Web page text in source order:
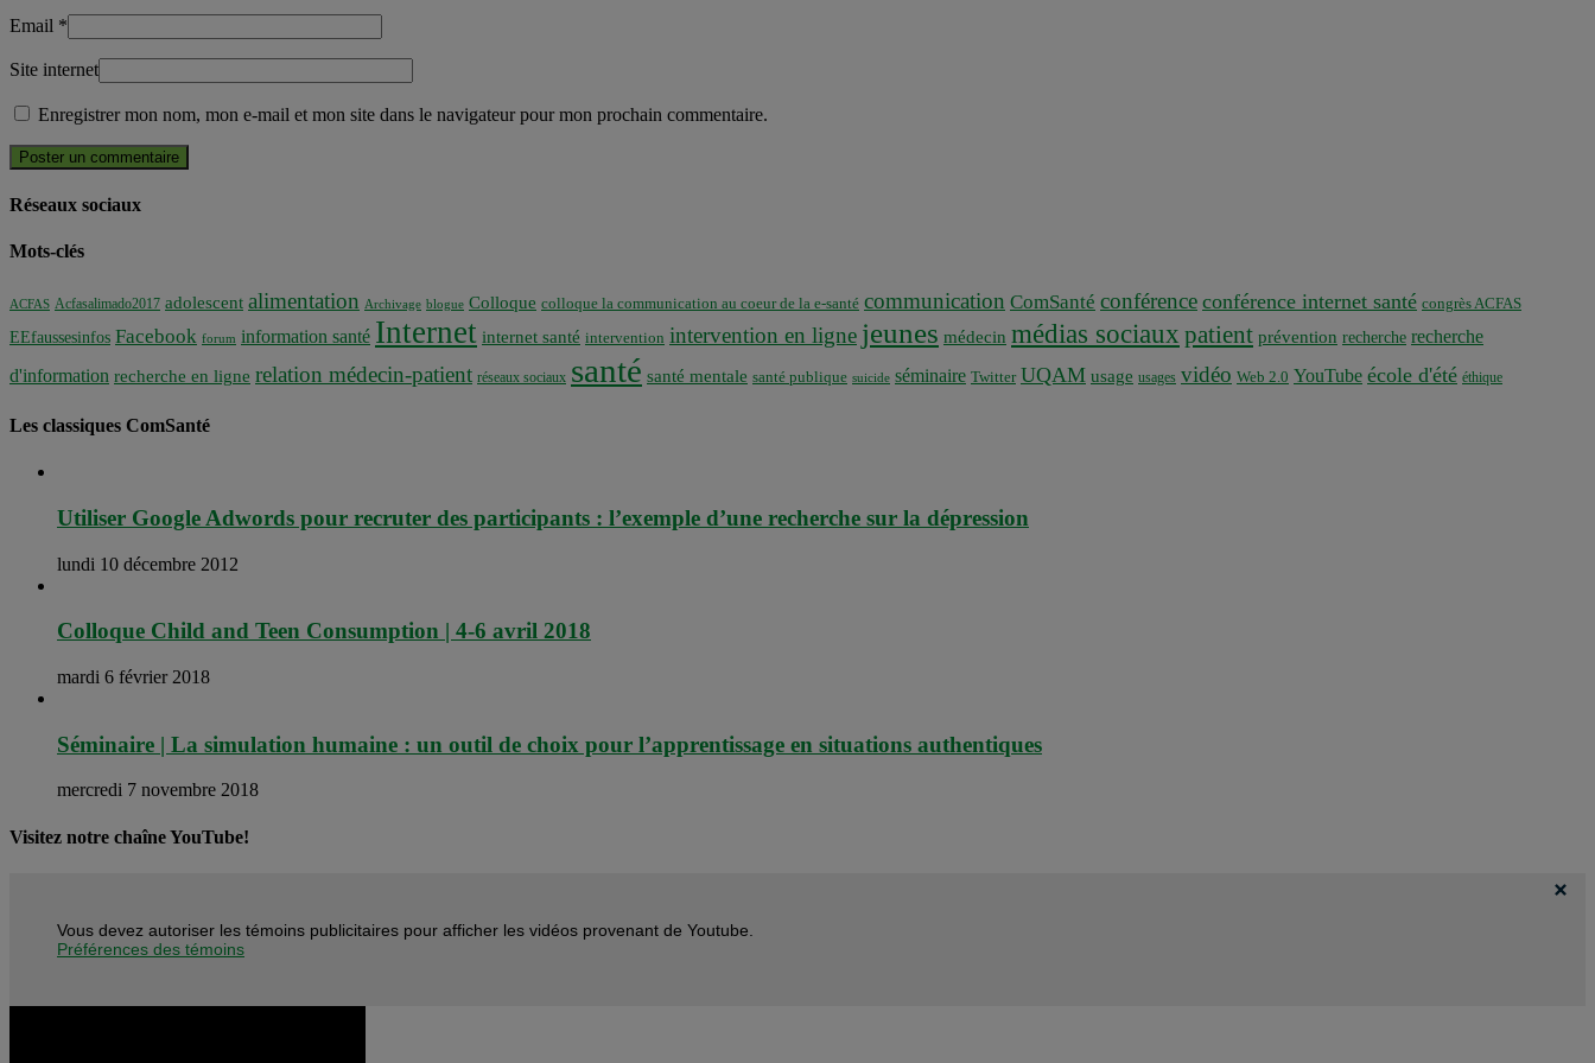
Email *
Site internet
Enregistrer mon nom, mon e-mail et mon site dans le navigateur pour mon prochain commentaire.
Réseaux sociaux
Mots-clés
ACFAS Acfasalimado2017 adolescent alimentation Archivage blogue Colloque colloque la communication au coeur de la e-santé communication ComSanté conférence conférence internet santé congrès ACFAS
EEfaussesinfos Facebook forum information santé Internet internet santé intervention intervention en ligne jeunes médecin médias sociaux patient prévention recherche recherche
d'information recherche en ligne relation médecin-patient réseaux sociaux santé santé mentale santé publique suicide séminaire Twitter UQAM usage usages vidéo Web 2.0 YouTube école d'été éthique
Les classiques ComSanté
Utiliser Google Adwords pour recruter des participants : l’exemple d’une recherche sur la dépression
lundi 10 décembre 2012
Colloque Child and Teen Consumption | 4-6 avril 2018
mardi 6 février 2018
Séminaire | La simulation humaine : un outil de choix pour l’apprentissage en situations authentiques
mercredi 7 novembre 2018
Visitez notre chaîne YouTube!
Vous devez autoriser les témoins publicitaires pour afficher les vidéos provenant de Youtube.
Préférences des témoins